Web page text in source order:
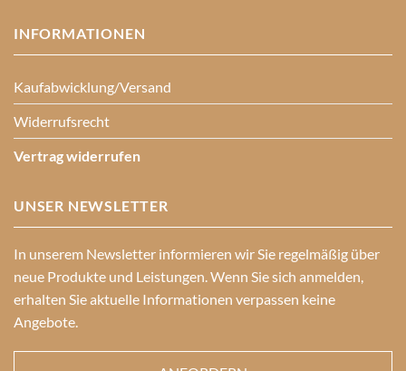
INFORMATIONEN
Kaufabwicklung/Versand
Widerrufsrecht
Vertrag widerrufen
UNSER NEWSLETTER
In unserem Newsletter informieren wir Sie regelmäßig über
neue Produkte und Leistungen. Wenn Sie sich anmelden,
erhalten Sie aktuelle Informationen verpassen keine
Angebote.